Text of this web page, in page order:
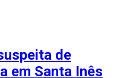
de
em Santa Inês